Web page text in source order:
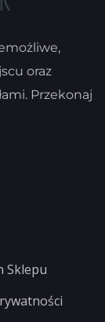
oraz
Przekonaj
Sklepu